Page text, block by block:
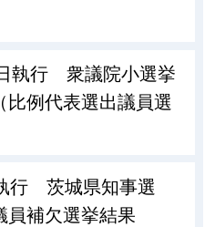
執行 衆議院小選挙
比例代表選出議員選
行 茨城県知事選
員補欠選挙結果